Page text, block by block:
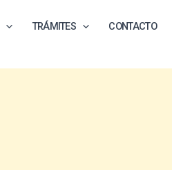
TRÁMITES CONTACTO